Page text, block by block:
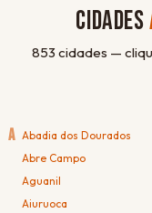
CIDADES
853 cidades —
A Abadia dos Dourados
Abre Campo
Aguanil
Aiuruoca